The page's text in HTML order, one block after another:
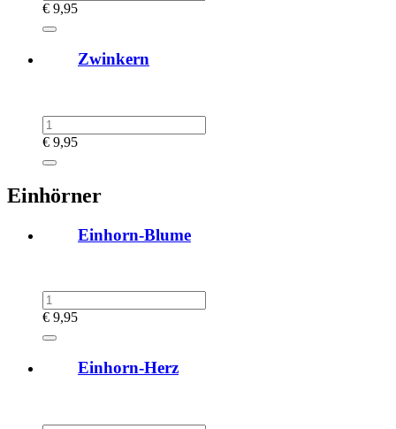
€ 9,95
Zwinkern
€ 9,95
Einhörner
Einhorn-Blume
€ 9,95
Einhorn-Herz